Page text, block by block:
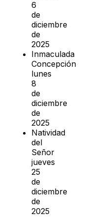
6
de
diciembre
de
2025
Inmaculada
Concepción
lunes
8
de
diciembre
de
2025
Natividad
del
Señor
jueves
25
de
diciembre
de
2025